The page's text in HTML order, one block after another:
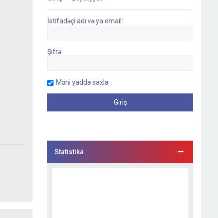
İstifadəçi adı və ya email:
Şifrə:
Məni yadda saxla
Statistika